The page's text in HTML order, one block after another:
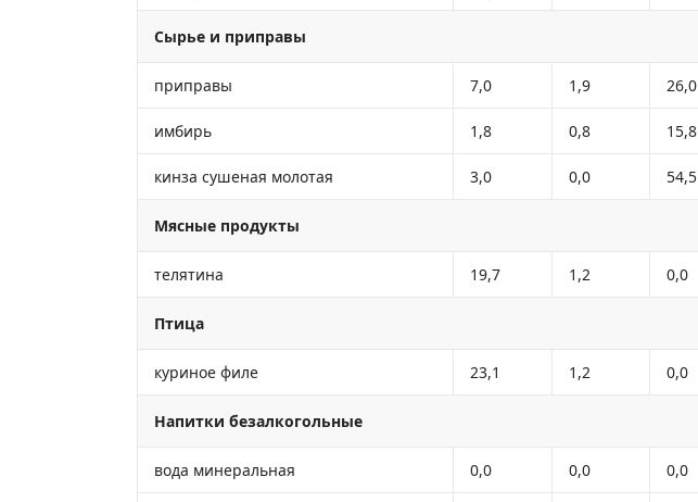
Сырье и приправы
приправы 7,0 1,9 26,0
имбирь 1,8 0,8 15,8
кинза сушеная молотая 3,0 0,0 54,5
Мясные продукты
телятина 19,7 1,2 0,0
Птица
куриное филе 23,1 1,2 0,0
Напитки безалкогольные
вода минеральная 0,0 0,0 0,0